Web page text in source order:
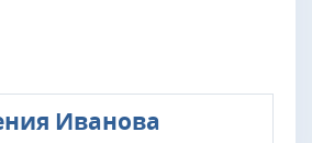
Иванова